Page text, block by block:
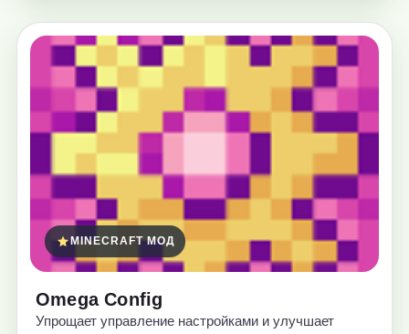
MINECRAFT МОД
Omega Config
Упрощает управление настройками и улучшает